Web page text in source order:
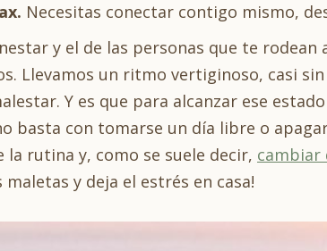
Necesitas conectar contigo mismo,
y el de las personas que te rodean
Llevamos un ritmo vertiginoso, casi
Y es que para alcanzar ese
basta con tomarse un día libre o
la rutina y, como se suele decir, cambiar
y deja el estrés en casa!